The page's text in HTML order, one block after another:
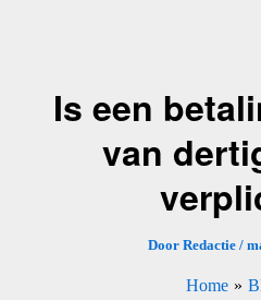
Is een
van
Door Redactie /
Home